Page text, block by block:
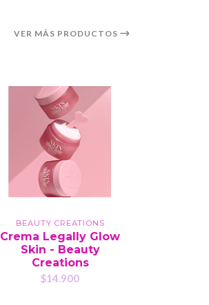
VER MÁS PRODUCTOS
BEAUTY CREATIONS
Crema Legally Glow
Skin - Beauty
Creations
$14.900